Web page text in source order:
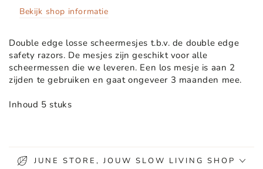
Bekijk shop informatie
Double edge losse scheermesjes t.b.v. de double edge
safety razors. De mesjes zijn geschikt voor alle
scheermessen die we leveren. Een los mesje is aan 2
zijden te gebruiken en gaat ongeveer 3 maanden mee.
Inhoud 5 stuks
JUNE STORE, JOUW SLOW LIVING SHOP